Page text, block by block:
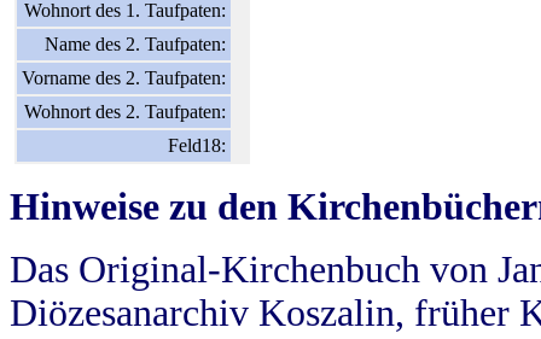
Wohnort des 1. Taufpaten:
Name des 2. Taufpaten:
Vorname des 2. Taufpaten:
Wohnort des 2. Taufpaten:
Feld18:
Hinweise zu den
Das Original-Kirchenbuch von
Diözesanarchiv Koszalin, früher